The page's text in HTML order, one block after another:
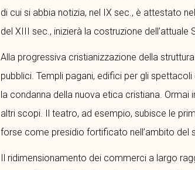
di cui si abbia notizia, nel IX sec., è attestato
del XIII sec., inizierà la costruzione dell’attuale
Alla progressiva cristianizzazione della
pubblici. Templi pagani, edifici per gli
la condanna della nuova etica cristiana.
altri scopi. Il teatro, ad esempio, subisce le
forse come presidio fortificato nell’ambito del
Il ridimensionamento dei commerci a largo